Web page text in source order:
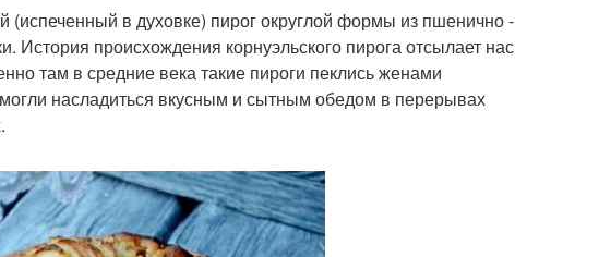
(испеченный в духовке) пирог округлой формы из пшенично -
История происхождения корнуэльского пирога отсылает нас
там в средние века такие пироги пеклись женами
насладиться вкусным и сытным обедом в перерывах